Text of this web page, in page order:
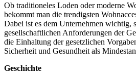
Ob traditioneles Loden oder moderne
bekommt man die trendigsten
Dabei ist es dem Unternehmen wichtig,
gesellschaftlichen Anforderungen der
die Einhaltung der gesetzlichen
Sicherheit und Gesundheit als
Geschichte